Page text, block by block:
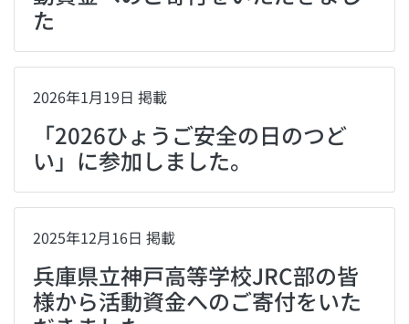
た
2026年1月19日 掲載
「2026ひょうご安全の日のつど
い」に参加しました。
2025年12月16日 掲載
兵庫県立神戸高等学校JRC部の皆
様から活動資金へのご寄付をいた